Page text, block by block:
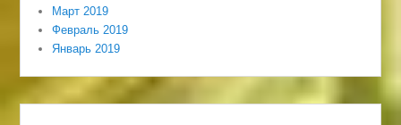
Март 2019
Февраль 2019
Январь 2019